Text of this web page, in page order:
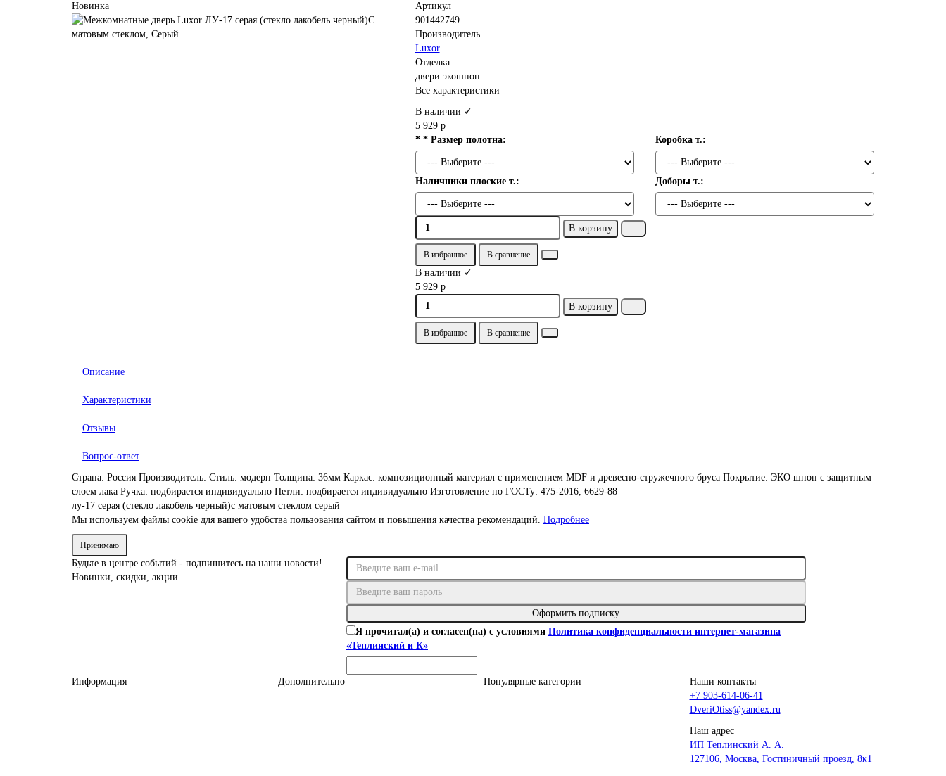
Новинка
Артикул
901442749
Производитель
Luxor
Отделка
двери экошпон
Все характеристики
В наличии ✓
5 929 р
* * Размер полотна:
Коробка т.:
Наличники плоские т.: Доборы т.:
В корзину
В избранное В сравнение
В наличии ✓
5 929 р
В корзину
В избранное В сравнение
Описание
Характеристики
Отзывы
Вопрос-ответ
Страна: Россия Производитель: Стиль: модерн Толщина: 36мм Каркас: композиционный материал с применением MDF и древесно-стружечного бруса Покрытие: ЭКО шпон с защитным
слоем лака Ручка: подбирается индивидуально Петли: подбирается индивидуально Изготовление по ГОСТу: 475-2016, 6629-88
лу-17 серая (стекло лакобель черный)с матовым стеклом серый
Мы используем файлы cookie для вашего удобства пользования сайтом и повышения качества рекомендаций. Подробнее
Принимаю
Будьте в центре событий - подпишитесь на наши новости!
Новинки, скидки, акции.
Оформить подписку
Я прочитал(а) и согласен(на) с условиями Политика конфиденциальности интернет-магазина
«Теплинский и К»
Информация Дополнительно Популярные категории
Наши контакты
+7 903-614-06-41
DveriOtiss@yandex.ru
Наш адрес
ИП Теплинский А. А.
127106, Москва, Гостиничный проезд, 8к1